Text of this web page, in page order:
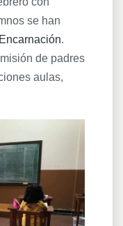
se han
.
de padres
aulas,